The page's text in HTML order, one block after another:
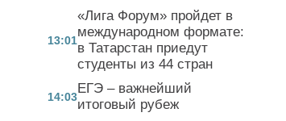
13:01
«Лига Форум» пройдет в
международном формате:
в Татарстан приедут
студенты из 44 стран
14:03
ЕГЭ – важнейший
итоговый рубеж